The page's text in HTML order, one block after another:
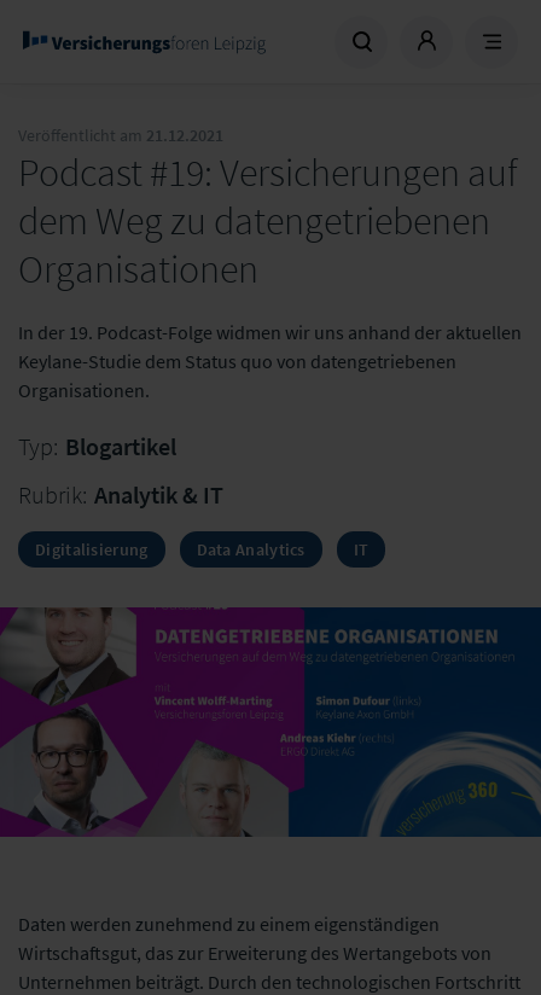
Veröffentlicht am 21.12.2021
Podcast #19: Versicherungen auf
dem Weg zu datengetriebenen
Organisationen
In der 19. Podcast-Folge widmen wir uns anhand der aktuellen
Keylane-Studie dem Status quo von datengetriebenen
Organisationen.
Typ: Blogartikel
Rubrik: Analytik & IT
Digitalisierung Data Analytics IT
Daten werden zunehmend zu einem eigenständigen
Wirtschaftsgut, das zur Erweiterung des Wertangebots von
Unternehmen beiträgt. Durch den technologischen Fortschritt